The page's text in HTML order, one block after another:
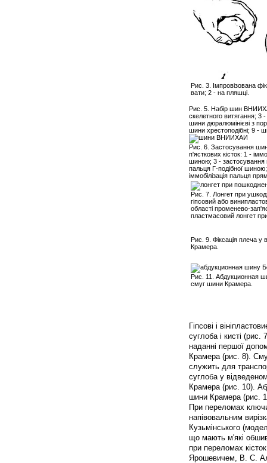
Рис. 3. Імпровізована
вати; 2 - на пляшці.
Рис. 5. Набір шин
скелетного витягання;
шини дюралюмінієві з
шини хрестоподібні; 9 -
Рис. 6. Застосування шин
п'ясткових кісток: 1 -
шиною; 3 - застосування
пальця Г-подібної
іммобілізація пальця
Рис. 7. Лонгет при
гіпсовий або
області променево-
пластмасовий лонгет
Рис. 9. Фіксація плеча у
Крамера.
Рис. 11. Абдукционная
смуг шини Крамера.
Гіпсові і
суглоба і кисті (рис.
наданні першої
Крамера (рис. 8).
служить для
суглоба у
Крамера (рис. 10).
шини Крамера (рис.
При переломах
напівовальним
Кузьмінського
що мають м'які
при переломах
Ярошевичем, В. С.